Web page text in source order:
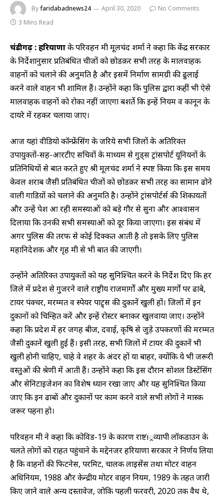
Byfaridabadnews24 April 30, 2020
No Comments
3 Mins Read
चंडीगढ़ : हरियाणाके परिवहन मंत्री मूलचंद शर्मा ने कहा कि केंद्र सरकार
के निर्देशानुसार प्रतिबंधित चीजों को छोडक़र सभी तरह के मालवाहक
वाहनों को चलाने की अनुमति है और इसमें निर्माण सामग्री की ढुलाई
करने वाले वाहन भी शामिल हैं। उन्होंने कहा कि पुलिस द्वारा कहीं भी ऐसे
मालवाहक वाहनों को रोका नहीं जाएगा बशर्ते कि इन्हें नियम व कानून के
दायरे में रहकर चलाया जाए।
आज यहां वीडियो कॉन्फ्रेंसिंग के जरिये सभी जिलों के अतिरिक्त
उपायुक्तों-सह-आरटीए सचिवों के माध्यम से गुड्स ट्रांसपोर्ट यूनियनों के
प्रतिनिधियों से बात करते हुए श्री मूलचंद शर्मा ने स्पष्ट किया कि इस समय
केवल शराब जैसी प्रतिबंधित चीजों को छोडक़र सभी तरह का सामान ढोने
वाली गाडिय़ों को चलाने की अनुमति है। उन्होंने ट्रांसपोर्टर्स की शिकायतों
और उन्हें पेश आ रही समस्याओं को बड़े गौर से सुना और आश्वासन
दिलाया कि उनकी सभी समस्याओं को दूर किया जाएगा। इस संबंध में
अगर पुलिस की तरफ से कोई दिक्कत आती है तो इसके लिए पुलिस
महानिदेशक और गृह मंत्री से भी बात की जाएगी।
उन्होंने अतिरिक्त उपायुक्तों को यह सुनिश्चित करने के निर्देश दिए कि हर
जिले में प्रदेश से गुजरने वाले राष्ट्रीय राजमार्गों और मुख्य मार्गों पर ढाबे,
टायर पंक्चर, मरम्मत व स्पेयर पाट्र्स की दुकानें खुली हों। जिलों में इन
दुकानों को चिन्हित करें और इन्हें रोस्टर बनाकर खुलवाया जाए। उन्होंने
कहा कि प्रदेश में हर जगह बीज, दवाई, कृषि से जुड़े उपकरणों की मरम्मत
जैसी दुकानें खुली हुई हैं। इसी तरह, सभी जिलों में टायर की दुकानें भी
खुली होनी चाहिए, चाहे वे शहर के अंदर हों या बाहर, क्योंकि ये भी जरूरी
वस्तुओं की श्रेणी में आती हैं। उन्होंने कहा कि इस दौरान सोशल डिस्टेंसिंग
और सेनिटाइजेशन का विशेष ध्यान रखा जाए और यह सुनिश्चित किया
जाए कि इन ढाबों और दुकानों पर काम करने वाले सभी लोगों ने मास्क
जरूर पहना हो।
परिवहन मंत्री ने कहा कि कोविड-19 के कारण राष्टï्रव्यापी लॉकडाउन के
चलते लोगों को राहत पहुंचाने के मद्देनजर हरियाणा सरकार ने निर्णय लिया
है कि वाहनों की फिटनेस, परमिट, चालक लाइसेंस तथा मोटर वाहन
अधिनियम, 1988 और केन्द्रीय मोटर वाहन नियम, 1989 के तहत जारी
किए जाने वाले अन्य दस्तावेज, जोकि पहली फरवरी, 2020 तक वैध थे,